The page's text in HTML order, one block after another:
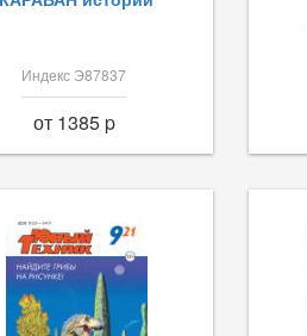
Индекс Э87837
от 1385 p